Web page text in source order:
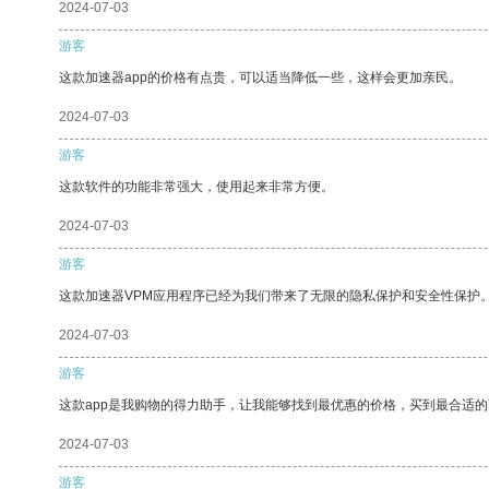
2024-07-03
游客
这款加速器app的价格有点贵，可以适当降低一些，这样会更加亲民。
2024-07-03
游客
这款软件的功能非常强大，使用起来非常方便。
2024-07-03
游客
这款加速器VPM应用程序已经为我们带来了无限的隐私保护和安全性保护。
2024-07-03
游客
这款app是我购物的得力助手，让我能够找到最优惠的价格，买到最合适的
2024-07-03
游客